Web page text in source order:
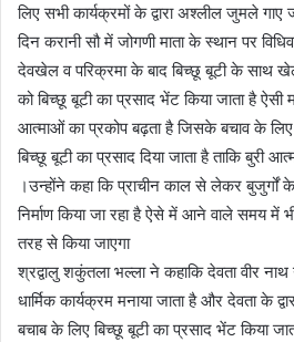
लिए सभी कार्यक्रमों के द्वारा अश्लील जुमले
दिन करानी सौ में जोगणी माता के स्थान पर
देवखेल व परिक्रमा के बाद बिच्छू बूटी के साथ
को बिच्छू बूटी का प्रसाद भेंट किया जाता है ऐसी
आत्माओं का प्रकोप बढ़ता है जिसके बचाव के लिए
बिच्छू बूटी का प्रसाद दिया जाता है ताकि बुरी
।उन्होंने कहा कि प्राचीन काल से लेकर बुजुर्गों के
निर्माण किया जा रहा है ऐसे में आने वाले समय में
तरह से किया जाएगा
श्रद्वालु शकुंतला भल्ला ने कहाकि देवता वीर
धार्मिक कार्यक्रम मनाया जाता है और देवता के
बचाब के लिए बिच्छू बूटी का प्रसाद भेंट किया